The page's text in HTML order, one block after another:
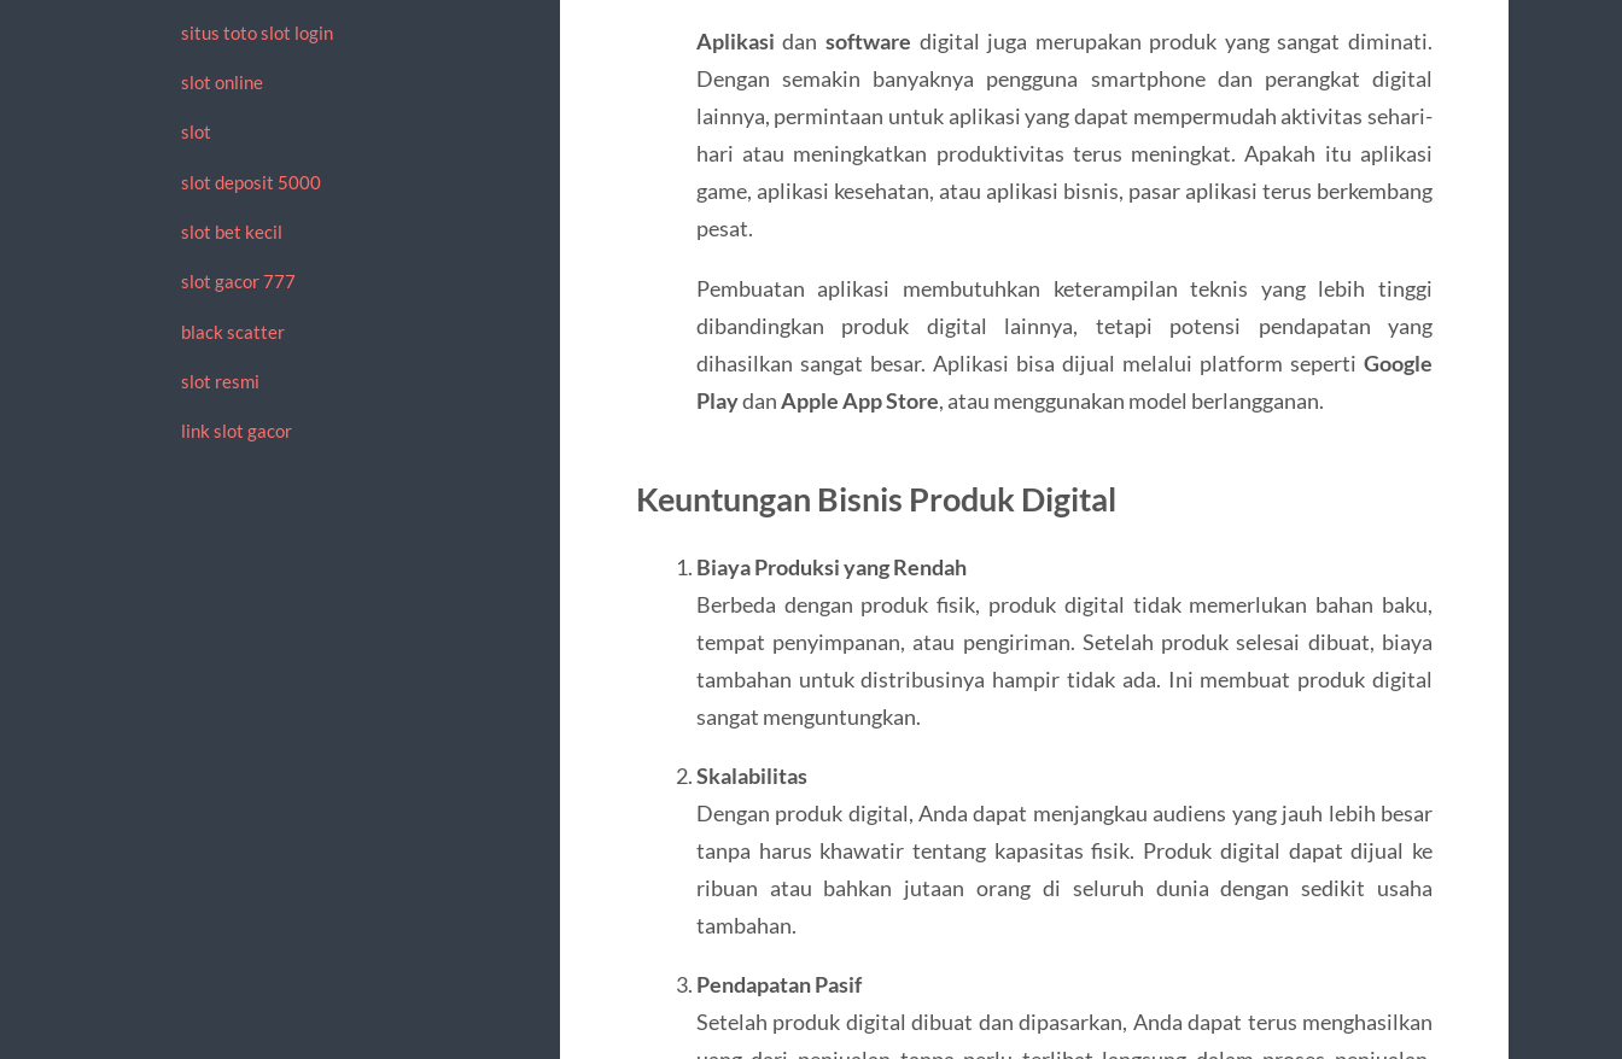
situs toto slot login
slot online
slot
slot deposit 5000
slot bet kecil
slot gacor 777
black scatter
slot resmi
link slot gacor
Aplikasi dan software digital juga merupakan produk yang sangat diminati.
Dengan semakin banyaknya pengguna smartphone dan perangkat digital
lainnya, permintaan untuk aplikasi yang dapat mempermudah aktivitas sehari-
hari atau meningkatkan produktivitas terus meningkat. Apakah itu aplikasi
game, aplikasi kesehatan, atau aplikasi bisnis, pasar aplikasi terus berkembang
pesat.
Pembuatan aplikasi membutuhkan keterampilan teknis yang lebih tinggi
dibandingkan produk digital lainnya, tetapi potensi pendapatan yang
dihasilkan sangat besar. Aplikasi bisa dijual melalui platform sepertiGoogle
PlaydanApple App Store, atau menggunakan model berlangganan.
Keuntungan Bisnis Produk Digital
Biaya Produksi yang Rendah
Berbeda dengan produk fisik, produk digital tidak memerlukan bahan baku,
tempat penyimpanan, atau pengiriman. Setelah produk selesai dibuat, biaya
tambahan untuk distribusinya hampir tidak ada. Ini membuat produk digital
sangat menguntungkan.
Skalabilitas
Dengan produk digital, Anda dapat menjangkau audiens yang jauh lebih besar
tanpa harus khawatir tentang kapasitas fisik. Produk digital dapat dijual ke
ribuan atau bahkan jutaan orang di seluruh dunia dengan sedikit usaha
tambahan.
Pendapatan Pasif
Setelah produk digital dibuat dan dipasarkan, Anda dapat terus menghasilkan